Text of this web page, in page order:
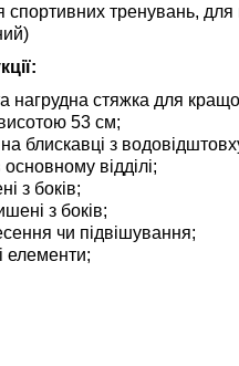
тренувань, для
нагрудна стяжка для
53 см;
блискавці з
відділі;
з боків;
з боків;
чи підвішування;
елементи;